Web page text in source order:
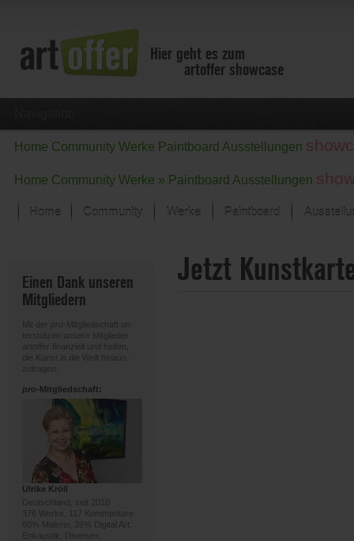
Hier geht es zum
artoffer showcase
Home Community Werke Paintboard Ausstellungen
Home Community Werke » Paintboard Ausstellungen
Home Community Werke
Der letzte Monat im Fokus
Alle Fokus-Werke
Paintboard
Einen Dank unseren
Mitgliedern
Mit der pro
-Mitgliedschaft un-
terstützen unsere Mitglieder
artoffer finanziell und helfen,
die Kunst in die Welt hinaus-
zutragen.
pro-Mitgliedschaft:
Ulrike Kröll
Deutschland, seit 2010
376 Werke, 117 Kommentare
60% Malerei, 39% Digital Art;
Enkaustik, Diverses;
Jetzt